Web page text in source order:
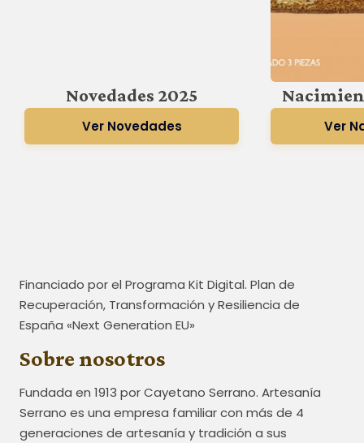
Novedades 2025
Ver Novedades Ver
Financiado por el Programa Kit Digital. Plan de
Recuperación, Transformación y Resiliencia de
España «Next Generation EU»
Sobre nosotros
Fundada en 1913 por Cayetano Serrano. Artesanía
Serrano es una empresa familiar con más de 4
generaciones de artesanía y tradición a sus